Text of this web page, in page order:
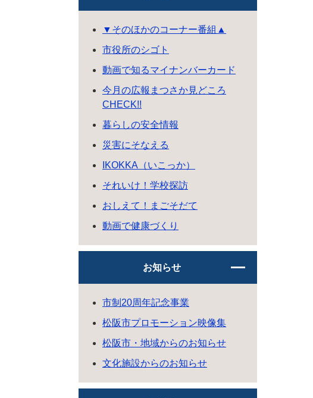
▼そのほかのコーナー番組▲
市役所のシゴト
動画で知るマイナンバーカード
今月の広報まつさか見どころ
CHECK!!
暮らしの安全情報
災害にそなえる
IKOKKA（いこっか）
それいけ！学校探訪
おしえて！まごそだて
動画で健康づくり
お知らせ
市制20周年記念事業
松阪市プロモーション映像集
松阪市・地域からのお知らせ
文化施設からのお知らせ